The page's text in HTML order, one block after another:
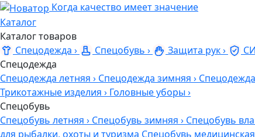
Когда качество имеет значение
Каталог
Каталог товаров
Спецодежда › Спецобувь › Защита рук›
Спецодежда
Спецодежда летняя › Спецодежда зимняя ›
Трикотажные изделия › Головные уборы ›
Спецобувь
Спецобувь летняя › Спецобувь зимняя › Спецобувь
для рыбалки, охоты и туризма Спецобувь